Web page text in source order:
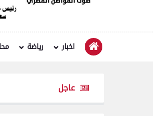
اخبار رياضة
عاجل